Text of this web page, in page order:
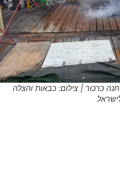
כרכור | צילום: כבאות והצלה